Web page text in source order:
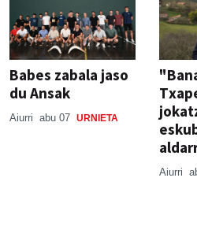
Babes zabala jaso
du Ansak
Aiurri abu 07 URNIETA
Aiurri